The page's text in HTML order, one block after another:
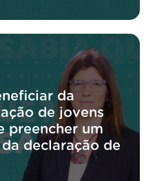
da
de jovens
preencher um
declaração de